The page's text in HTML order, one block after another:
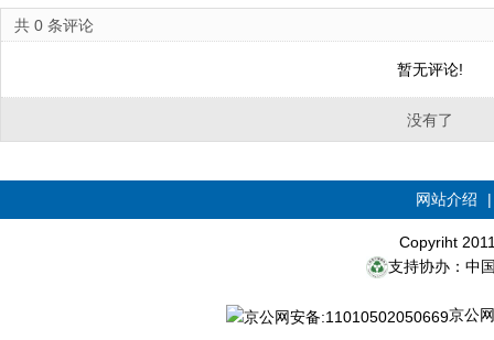
共 0 条评论
暂无评论!
没有了
网站介绍
Copyriht
支持协办：中
京公